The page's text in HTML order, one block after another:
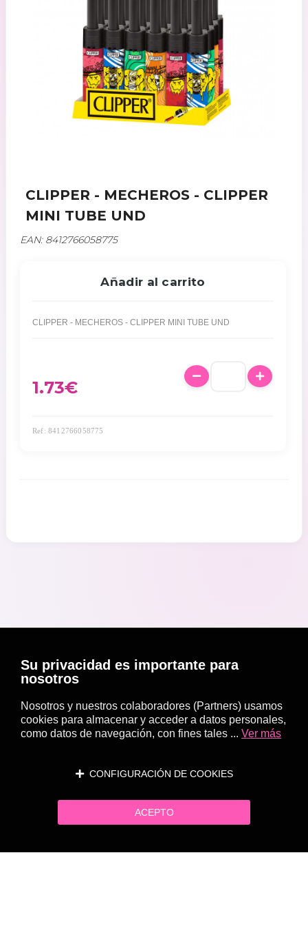
CLIPPER - MECHEROS - CLIPPER
MINI TUBE UND
EAN: 8412766058775
Añadir al carrito
CLIPPER - MECHEROS - CLIPPER MINI TUBE UND
1.73€
Ref: 8412766058775
Su privacidad es importante para
nosotros
Nosotros y nuestros colaboradores (Partners) usamos
cookies para almacenar y acceder a datos personales,
como datos de navegación, con fines tales ... Ver más
CONFIGURACIÓN DE COOKIES
ACEPTO